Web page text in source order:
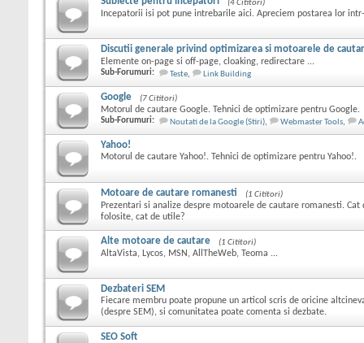
(4 Cititori)
Incepatorii isi pot pune intrebarile aici. Apreciem postarea lor
Discutii generale privind optimizarea si motoarele de
Elemente on-page si off-page, cloaking, redirectare ...
Sub-Forumuri: Teste, Link Building
Google (7 Cititori)
Motorul de cautare Google. Tehnici de optimizare pentru Google.
Sub-Forumuri: Noutati de la Google (Stiri), Webmaster Tools,
Yahoo!
Motorul de cautare Yahoo!. Tehnici de optimizare pentru Yahoo!.
Motoare de cautare romanesti (1 Cititori)
Prezentari si analize despre motoarele de cautare romanesti. Cat
folosite, cat de utile?
Alte motoare de cautare (1 Cititori)
AltaVista, Lycos, MSN, AllTheWeb, Teoma ...
Dezbateri SEM
Fiecare membru poate propune un articol scris de oricine
(despre SEM), si comunitatea poate comenta si dezbate.
SEO Soft